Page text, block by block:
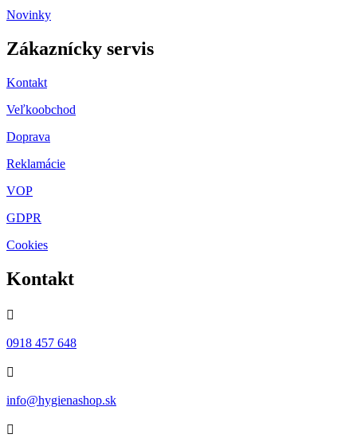
Novinky
Zákaznícky servis
Kontakt
Veľkoobchod
Doprava
Reklamácie
VOP
GDPR
Cookies
Kontakt

0918 457 648

info@hygienashop.sk
